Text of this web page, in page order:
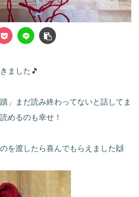
ました🎵
」まだ読み終わってないと話してま
めるのも幸せ！
を渡したら喜んでもらえました🙌